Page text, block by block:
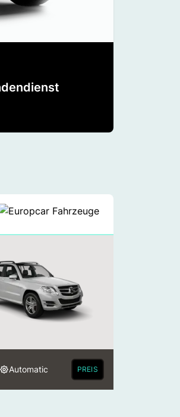
Automatic PREIS